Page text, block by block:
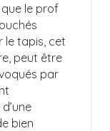
le prof
le tapis, cet
peut être
par
bien